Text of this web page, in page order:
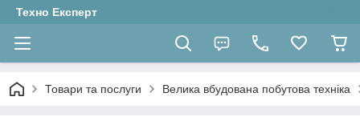
Техно Експерт
Товари та послуги Велика вбудована побутова техніка